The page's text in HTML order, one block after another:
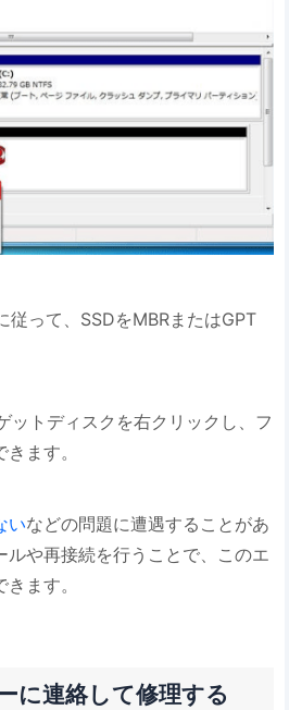
従って、SSDをMBRまたはGPT
ットディスクを右クリックし、フ
ます。
いなどの問題に遭遇することがあ
ルや再接続を行うことで、このエ
ます。
に連絡して修理する